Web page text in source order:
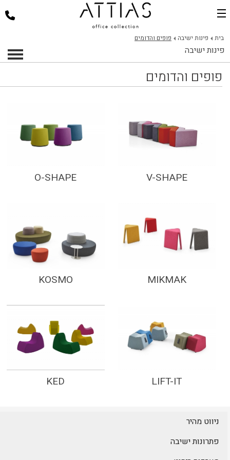
בית
כסאות למשרד
ארגונומיה במשרד
פרוייקטים
בית פינות ישיבה פופים והדומים
פינות ישיבה
פופים והדומים
V-SHAPE
O-SHAPE
MIKMAK
KOSMO
LIFT-IT
KED
ניווט מהיר
פתרונות ישיבה